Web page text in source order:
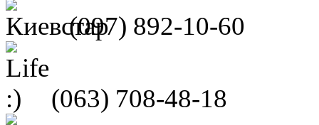
(097) 892-10-60
(063) 708-48-18